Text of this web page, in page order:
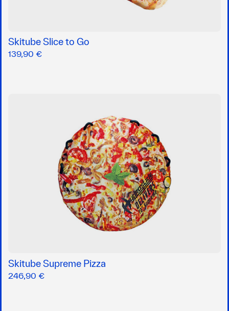
Skitube Slice to Go
139,90 €
Skitube Supreme Pizza
246,90 €